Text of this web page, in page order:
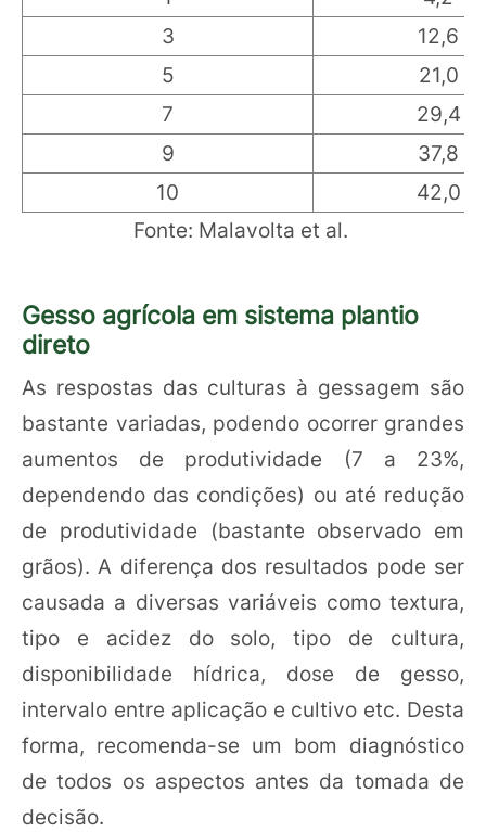
3
12,6
5
21,0
7
29,4
9
37,8
10
42,0
Fonte: Malavolta et al.
Gesso agrícola em sistema plantio
direto
As respostas das culturas à gessagem são
bastante variadas, podendo ocorrer grandes
aumentos de produtividade (7 a 23%,
dependendo das condições) ou até redução
de produtividade (bastante observado em
grãos). A diferença dos resultados pode ser
causada a diversas variáveis como textura,
tipo e acidez do solo, tipo de cultura,
disponibilidade hídrica, dose de gesso,
intervalo entre aplicação e cultivo etc. Desta
forma, recomenda-se um bom diagnóstico
de todos os aspectos antes da tomada de
decisão.